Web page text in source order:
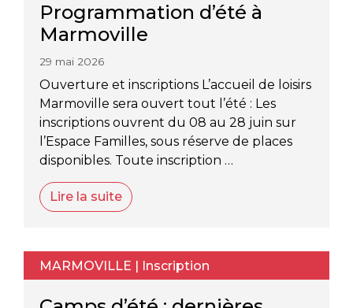
Programmation d’été à
Marmoville
29 mai 2026
Ouverture et inscriptions L’accueil de loisirs
Marmoville sera ouvert tout l’été : Les
inscriptions ouvrent du 08 au 28 juin sur
l’Espace Familles, sous réserve de places
disponibles. Toute inscription …
Lire la suite
MARMOVILLE | Inscription